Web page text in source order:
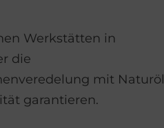
Werkstätten in
die
mit Naturöl
garantieren.